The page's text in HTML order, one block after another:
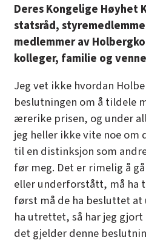
Deres Kongelige Høyhet
statsråd,
medlemmer av
kolleger, familie og
Jeg vet ikke hvordan
beslutningen om å tildele
ærerike prisen, og under
jeg heller ikke vite noe om
til en distinksjon som
før meg. Det er rimelig å
eller underforstått, må
først må de ha besluttet
ha utrettet, så har jeg
det gjelder denne